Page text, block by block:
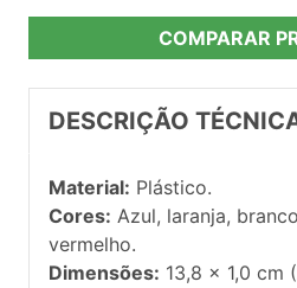
COMPARAR
DESCRIÇÃO
Material: Plástico.
Cores: Azul, laranja,
vermelho.
Dimensões: 13,8 x 1,0 cm